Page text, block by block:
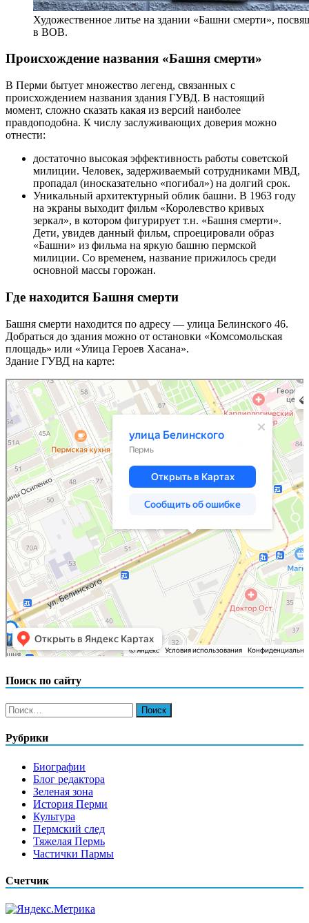
Художественное литье на здании «Башни смерти»,
в ВОВ.
Происхождение названия «Башня смерти»
В Перми бытует множество легенд, связанных с
происхождением названия здания ГУВД. В настоящий
момент, сложно сказать какая из версий наиболее
правдоподобна. К числу заслуживающих доверия можно
отнести:
достаточно высокая эффективность работы советской
милиции. Человек, задерживаемый сотрудниками МВД,
пропадал (иносказательно «погибал») на долгий срок.
Уникальный архитектурный облик башни. В 1963 году
на экраны выходит фильм «Королевство кривых
зеркал», в котором фигурирует т.н. «Башня смерти».
Дети, увидев данный фильм, спроецировали образ
«Башни» из фильма на яркую башню пермской
милиции. Со временем, название прижилось среди
основной массы горожан.
Где находится Башня смерти
Башня смерти находится по адресу — улица Белинского 46.
Добраться до здания можно от остановки «Комсомольская
площадь» или «Улица Героев Хасана».
Здание ГУВД на карте:
Пермь
Улица Белинского, 46 — Яндекс.Карты
Поиск по сайту
Найти:
Рубрики
Биографии
Блог редактора
Зеленая зона
История Перми
Культура
Пермский след
Тяжелая Пермь
Частички Пармы
Счетчик